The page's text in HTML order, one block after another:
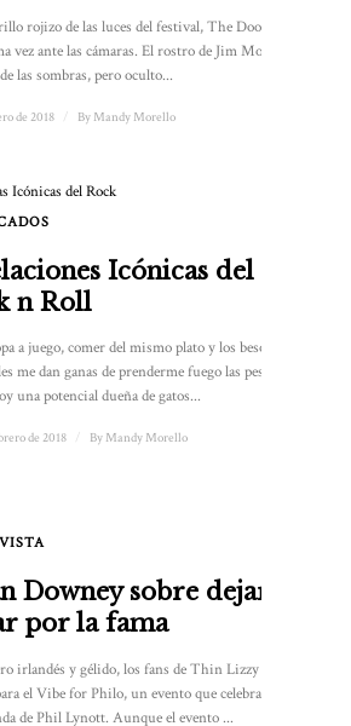
rojizo de las luces del festival, The Doors actuó
vez ante las cámaras. El rostro de Jim Morrison
las sombras, pero oculto...
de 2018 By Mandy Morello
Icónicas del
n Roll
a juego, comer del mismo plato y los besos
me dan ganas de prenderme fuego las pestañas.
una potencial dueña de gatos...
de 2018 By Mandy Morello
Downey sobre dejarse
por la fama
irlandés y gélido, los fans de Thin Lizzy se
el Vibe for Philo, un evento que celebra la vida
de Phil Lynott. Aunque el evento ...